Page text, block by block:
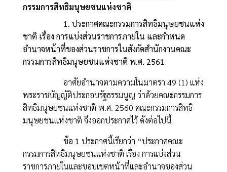
กรรมการสิทธิมนุษยชนแห่งชาติ
1. ประกาศคณะกรรมการสิทธิมนุษยชนแห่ง
ชาติ เรื่อง การแบ่งส่วนราชการภายใน และกำหนด
อำนาจหน้าที่ของส่วนราชการในสังกัดสำนักงานคณะ
กรรมการสิทธิมนุษยชนแห่งชาติ พ.ศ. 2561
อาศัยอำนาจตามความในมาตรา 49 (1) แห่ง
พระราชบัญญัติประกอบรัฐธรรมนูญ ว่าด้วยคณะกรรมการ
สิทธิมนุษยชนแห่งชาติ พ.ศ. 2560 คณะกรรมการสิทธิ
มนุษยชนแห่งชาติ จึงออกประกาศไว้ ดังต่อไปนี้
ข้อ 1 ประกาศนี้เรียกว่า “ประกาศคณะ
กรรมการสิทธิมนุษยชนแห่งชาติ เรื่อง การแบ่งส่วน
ราชการภายในและขอบเขตหน้าที่และอำนาจของส่วน